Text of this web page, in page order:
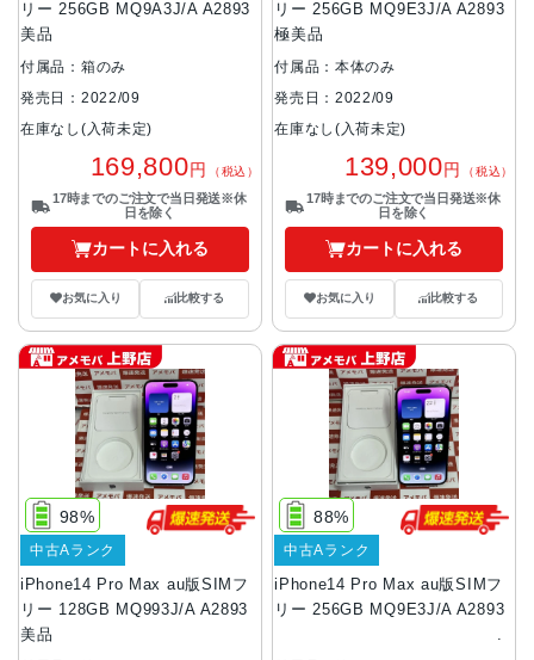
リー 256GB MQ9A3J/A A2893
美品
付属品：箱のみ
発売日：2022/09
在庫なし(入荷未定)
169,800円 （税込）
17時までのご注文で当日発送※休
日を除く
カートに入れる
お気に入り 比較する
リー 256GB MQ9E3J/A A2893
極美品
付属品：本体のみ
発売日：2022/09
在庫なし(入荷未定)
139,000円 （税込）
17時までのご注文で当日発送※休
日を除く
カートに入れる
お気に入り 比較する
iPhone14 Pro Max au版SIMフ
リー 128GB MQ993J/A A2893
美品
98%
中古Aランク
iPhone14 Pro Max au版SIMフ
リー 256GB MQ9E3J/A A2893
88%
中古Aランク